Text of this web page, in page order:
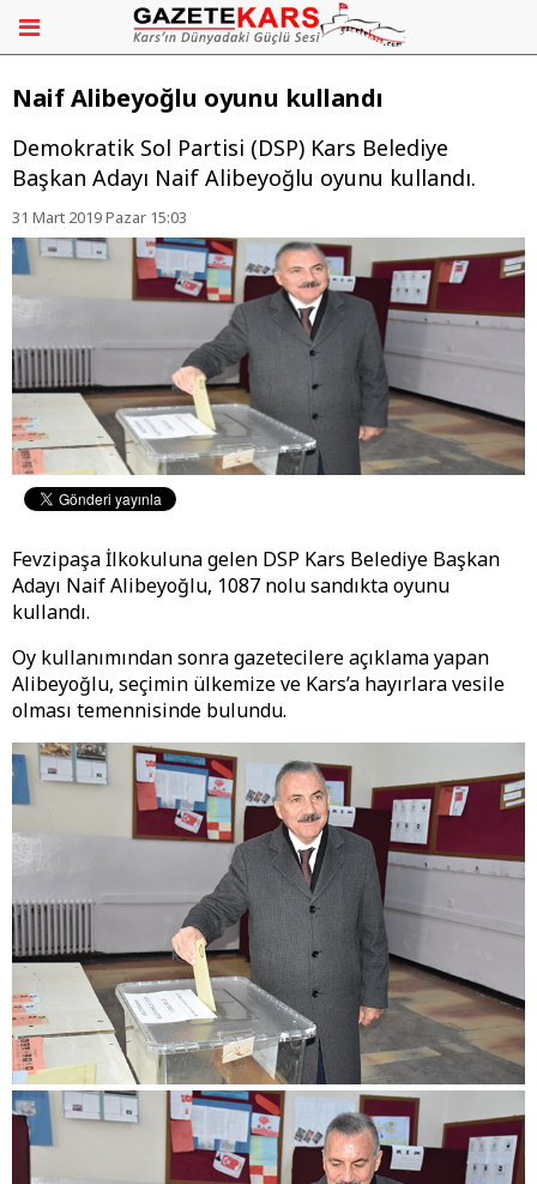
Naif Alibeyoğlu oyunu kullandı
Demokratik Sol Partisi (DSP) Kars Belediye
Başkan Adayı Naif Alibeyoğlu oyunu kullandı.
31 Mart 2019 Pazar 15:03
Fevzipaşa İlkokuluna gelen DSP Kars Belediye Başkan
Adayı Naif Alibeyoğlu, 1087 nolu sandıkta oyunu
kullandı.
Oy kullanımından sonra gazetecilere açıklama yapan
Alibeyoğlu, seçimin ülkemize ve Kars’a hayırlara vesile
olması temennisinde bulundu.